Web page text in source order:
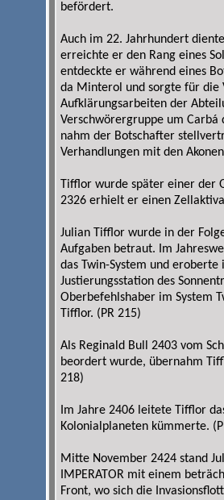
befördert.
Auch im 22. Jahrhundert
erreichte er den Rang eines
entdeckte er während eines
da Minterol und sorgte für die
Aufklärungsarbeiten der
Verschwörergruppe um
nahm der Botschafter
Verhandlungen mit den
Tifflor wurde später einer der
2326 erhielt er einen
Julian Tifflor wurde in der
Aufgaben betraut. Im
das Twin-System und
Justierungsstation des
Oberbefehlshaber im System
Tifflor. (PR 215)
Als Reginald Bull 2403 vom
beordert wurde, übernahm
218)
Im Jahre 2406 leitete Tifflor
Kolonialplaneten kümmerte.
Mitte November 2424 stand
IMPERATOR mit einem
Front, wo sich die